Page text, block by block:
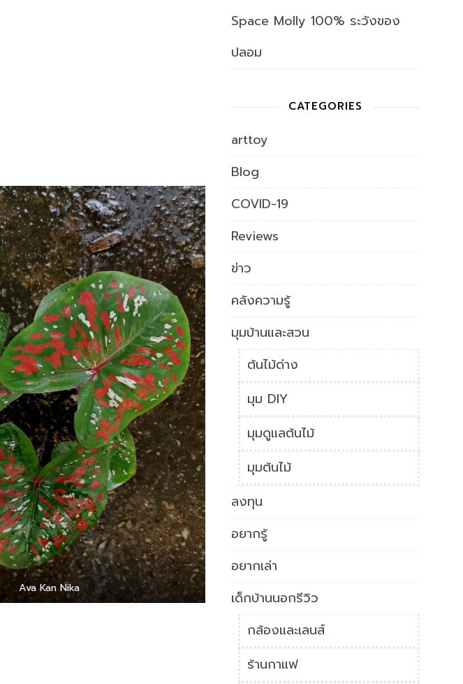
Ava Kan Nika
Space Molly 100% ระวังของ
ปลอม
CATEGORIES
arttoy
Blog
COVID-19
Reviews
ข่าว
คลังความรู้
มุมบ้านและสวน
ต้นไม้ด่าง
มุม DIY
มุมดูแลต้นไม้
มุมต้นไม้
ลงทุน
อยากรู้
อยากเล่า
เด็กบ้านนอกรีวิว
กล้องและเลนส์
ร้านกาแฟ